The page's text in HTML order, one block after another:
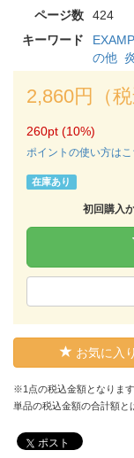
ページ数
424
キーワード
の他
2,860円（税
260pt (10%)
ポイントの使い方はこ
在庫あり
初回購入
お気に入り
※1点の税込金額となりま
単品の税込金額の合計額と
ポスト